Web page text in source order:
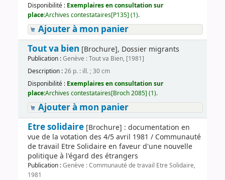
Disponibilité : Exemplaires en consultation sur
place:Archives contestataires[P135] (1).
Ajouter à mon panier
Tout va bien [Brochure], Dossier migrants
Publication :Genève : Tout va Bien, [1981]
Description :26 p. : ill. ; 30 cm
Disponibilité : Exemplaires en consultation sur
place:Archives contestataires[Broch 2085] (1).
Ajouter à mon panier
Etre solidaire[Brochure] : documentation en
vue de la votation des 4/5 avril 1981 / Communauté
de travail Etre Solidaire en faveur d'une nouvelle
politique à l'égard des étrangers
Publication :Genève : Communauté de travail Etre Solidaire,
1981